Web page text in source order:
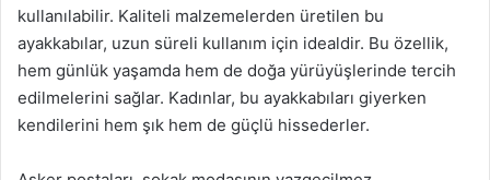
kullanılabilir. Kaliteli malzemelerden üretilen bu
ayakkabılar, uzun süreli kullanım için idealdir. Bu özellik,
hem günlük yaşamda hem de doğa yürüyüşlerinde tercih
edilmelerini sağlar. Kadınlar, bu ayakkabıları giyerken
kendilerini hem şık hem de güçlü hissederler.